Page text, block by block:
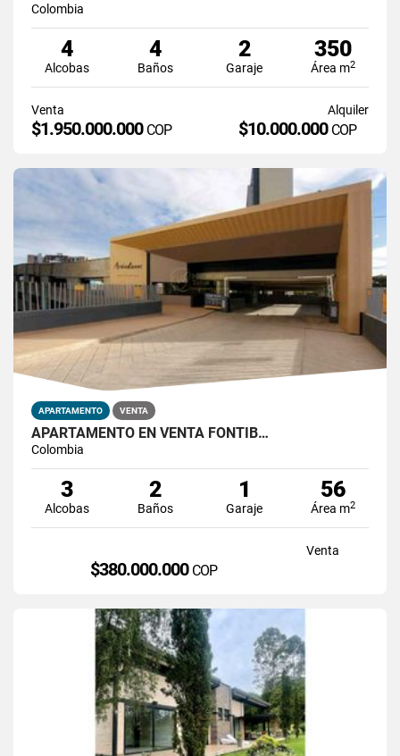
Colombia
4
Alcobas
4
Baños
2
Garaje
350
Área m2
Venta
$1.950.000.000 COP
Alquiler
$10.000.000 COP
APARTAMENTO VENTA
APARTAMENTO EN VENTA FONTIB…
Colombia
3
Alcobas
2
Baños
1
Garaje
56
Área m2
Venta
$380.000.000 COP